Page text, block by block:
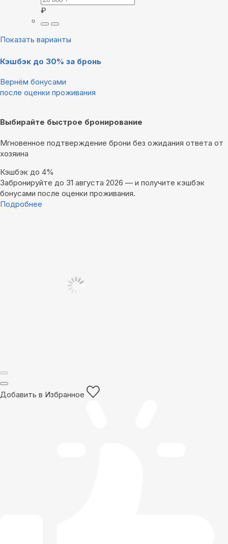
₽
Показать варианты
Кэшбэк до 30% за бронь
Вернём бонусами
после оценки проживания
Выбирайте быстрое бронирование
Мгновенное подтверждение брони без ожидания ответа от
хозяина
Кэшбэк до 4%
Забронируйте до 31 августа 2026 — и получите кэшбэк
бонусами после оценки проживания.
Подробнее
Добавить в Избранное